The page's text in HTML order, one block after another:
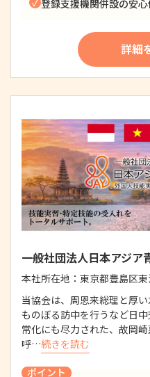
登録支援機関併設の安心
詳細
一般社団法人日本アジア
本社所在地： 東京都豊島区
当協会は、周恩来総理と厚
ものぼる訪中を行うなど日
常化にも尽力された、故岡
呼…続きを読む
ポイント